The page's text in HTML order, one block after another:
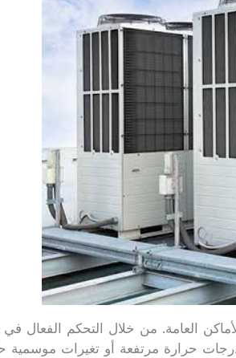
العامة. من خلال التحكم الفعال
حرارة مرتفعة أو تغيرات موسمية